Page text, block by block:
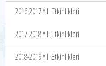
2016-2017 Yılı Etkinlikleri
2017-2018 Yılı Etkinlikleri
2018-2019 Yılı Etkinlikleri